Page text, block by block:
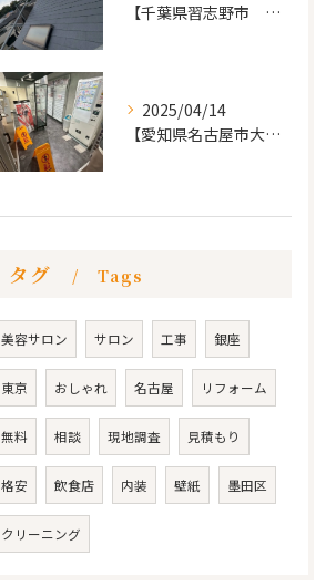
【千葉県習志野市 戸建て 屋根の葺き替え工事】
2025/04/14
【愛知県名古屋市大須 カードショップ屋のリノベーション
タグ Tags
美容サロン サロン 工事 銀座
東京 おしゃれ 名古屋 リフォーム
無料 相談 現地調査 見積もり
格安 飲食店 内装 壁紙 墨田区
クリーニング